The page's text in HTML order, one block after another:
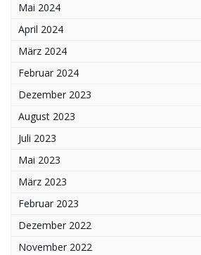
Mai 2024
April 2024
März 2024
Februar 2024
Dezember 2023
August 2023
Juli 2023
Mai 2023
März 2023
Februar 2023
Dezember 2022
November 2022